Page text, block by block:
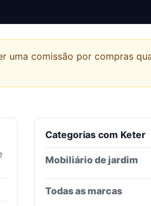
uma comissão por compras
Categorias com Keter
Mobiliário de jardim
Todas as marcas